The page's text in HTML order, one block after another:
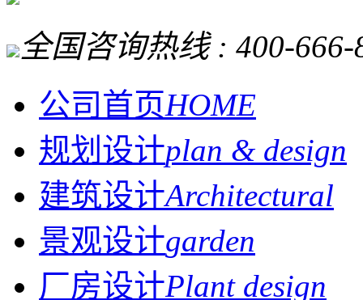
全国咨询热线 : 400-666-
公司首页HOME
规划设计plan & design
建筑设计Architectural
景观设计garden
厂房设计Plant design